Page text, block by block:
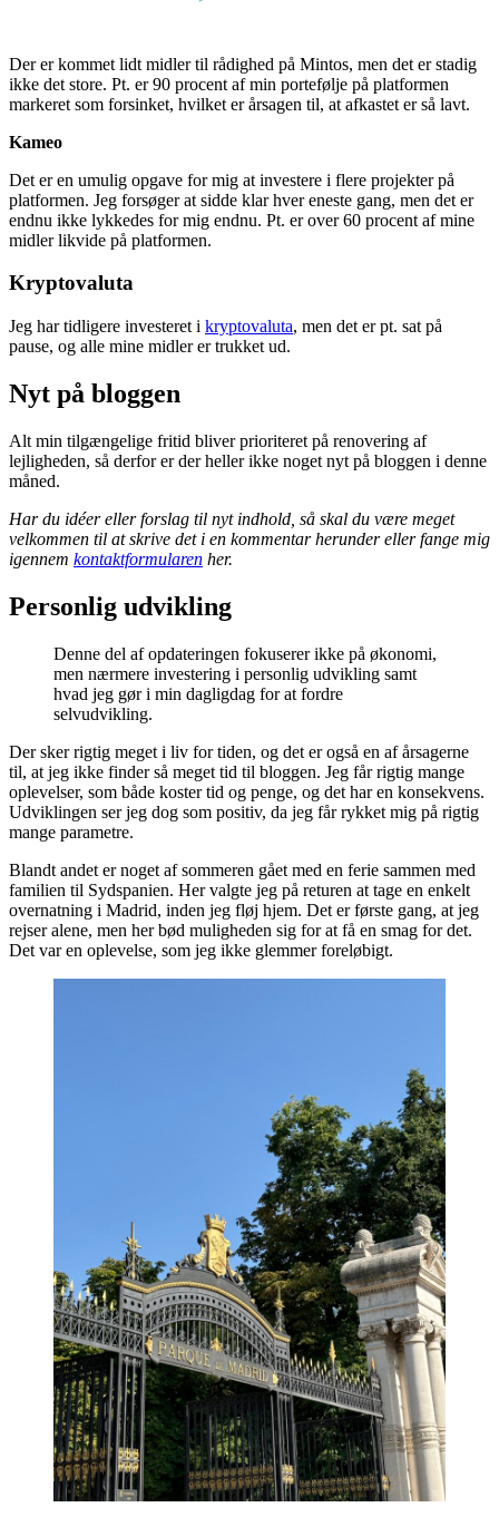
Der er kommet lidt midler til rådighed på Mintos, men det er stadig
ikke det store. Pt. er 90 procent af min portefølje på platformen
markeret som forsinket, hvilket er årsagen til, at afkastet er så lavt.
Kameo
Det er en umulig opgave for mig at investere i flere projekter på
platformen. Jeg forsøger at sidde klar hver eneste gang, men det er
endnu ikke lykkedes for mig endnu. Pt. er over 60 procent af mine
midler likvide på platformen.
Kryptovaluta
Jeg har tidligere investeret i kryptovaluta, men det er pt. sat på
pause, og alle mine midler er trukket ud.
Nyt på bloggen
Alt min tilgængelige fritid bliver prioriteret på renovering af
lejligheden, så derfor er der heller ikke noget nyt på bloggen i denne
måned.
Har du idéer eller forslag til nyt indhold, så skal du være meget
velkommen til at skrive det i en kommentar herunder eller fange mig
igennem kontaktformularen her.
Personlig udvikling
Denne del af opdateringen fokuserer ikke på økonomi,
men nærmere investering i personlig udvikling samt
hvad jeg gør i min dagligdag for at fordre
selvudvikling.
Der sker rigtig meget i liv for tiden, og det er også en af årsagerne
til, at jeg ikke finder så meget tid til bloggen. Jeg får rigtig mange
oplevelser, som både koster tid og penge, og det har en konsekvens.
Udviklingen ser jeg dog som positiv, da jeg får rykket mig på rigtig
mange parametre.
Blandt andet er noget af sommeren gået med en ferie sammen med
familien til Sydspanien. Her valgte jeg på returen at tage en enkelt
overnatning i Madrid, inden jeg fløj hjem. Det er første gang, at jeg
rejser alene, men her bød muligheden sig for at få en smag for det.
Det var en oplevelse, som jeg ikke glemmer foreløbigt.